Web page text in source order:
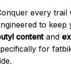
every trail
to
contentand
for